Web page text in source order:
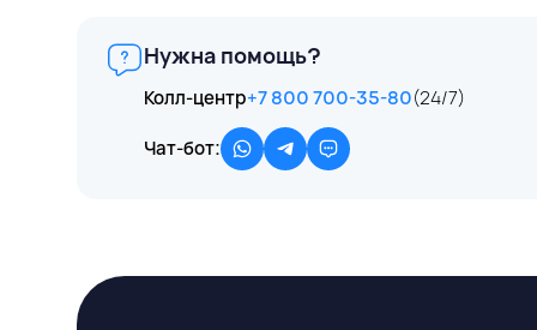
Нужна помощь?
Колл-центр+7 800 700-35-80(24/7)
Чат-бот: